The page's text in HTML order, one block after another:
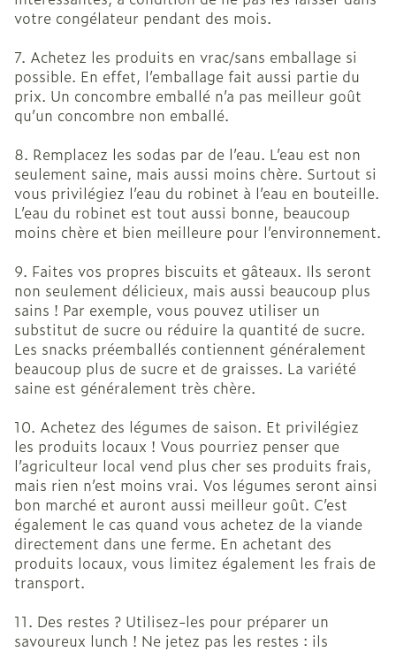
votre congélateur pendant des mois.
7. Achetez les produits en vrac/sans emballage si
possible. En effet, l’emballage fait aussi partie du
prix. Un concombre emballé n’a pas meilleur goût
qu’un concombre non emballé.
8. Remplacez les sodas par de l’eau. L’eau est non
seulement saine, mais aussi moins chère. Surtout si
vous privilégiez l’eau du robinet à l’eau en bouteille.
L’eau du robinet est tout aussi bonne, beaucoup
moins chère et bien meilleure pour l’environnement.
9. Faites vos propres biscuits et gâteaux. Ils seront
non seulement délicieux, mais aussi beaucoup plus
sains ! Par exemple, vous pouvez utiliser un
substitut de sucre ou réduire la quantité de sucre.
Les snacks préemballés contiennent généralement
beaucoup plus de sucre et de graisses. La variété
saine est généralement très chère.
10. Achetez des légumes de saison. Et privilégiez
les produits locaux ! Vous pourriez penser que
l’agriculteur local vend plus cher ses produits frais,
mais rien n’est moins vrai. Vos légumes seront ainsi
bon marché et auront aussi meilleur goût. C’est
également le cas quand vous achetez de la viande
directement dans une ferme. En achetant des
produits locaux, vous limitez également les frais de
transport.
11. Des restes ? Utilisez-les pour préparer un
savoureux lunch ! Ne jetez pas les restes : ils